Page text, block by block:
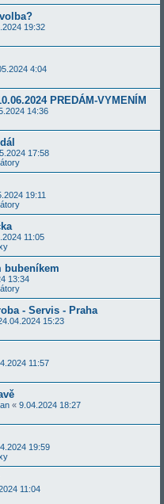
19:32
4:04
PREDÁM-VYMENÍM
14:36
17:58
19:11
11:05
bubeníkem
13:34
- Servis - Praha
15:23
11:57
« 9.04.2024 18:27
19:59
11:04